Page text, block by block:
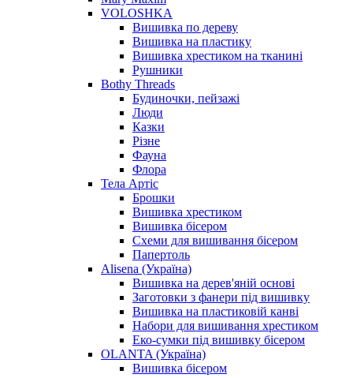
VOLOSHKA
Вишивка по дереву
Вишивка на пластику
Вишивка хрестиком на тканині
Рушники
Bothy Threads
Будиночки, пейзажі
Люди
Казки
Різне
Фауна
Флора
Тела Артіс
Брошки
Вишивка хрестиком
Вишивка бісером
Схеми для вишивання бісером
Папертоль
Alisena (Україна)
Вишивка на дерев'яній основі
Заготовки з фанери під вишивку
Вишивка на пластиковій канві
Набори для вишивання хрестиком
Еко-сумки під вишивку бісером
OLANTA (Україна)
Вишивка бісером